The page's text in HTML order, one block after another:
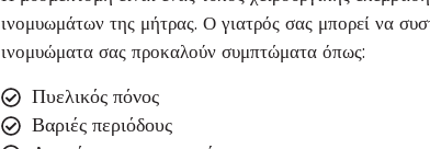
ινομυωμάτων της μήτρας. Ο γιατρός σας μπορεί να
ινομυώματα σας προκαλούν συμπτώματα όπως:
Πυελικός πόνος
Βαριές περιόδους